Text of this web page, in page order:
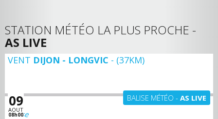
STATION MÉTÉO LA PLUS PROCHE -
AS LIVE
VENT DIJON - LONGVIC - (37KM)
09
AOUT
08h00
BALISE MÉTÉO - AS LIVE